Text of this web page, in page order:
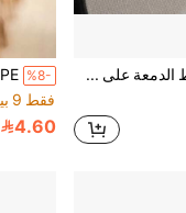
QTHOPE زوج من أقراط الدمعة على شكل U باللون البني الأحمر القديم، مناسبة للارتداء اليومي للنساء
%8-
فقط 9 بيقي
4.60